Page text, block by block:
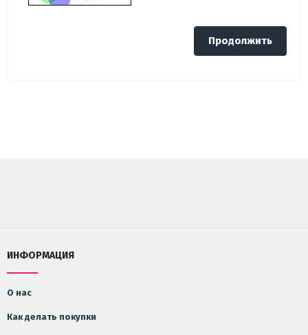
Продолжить
ИНФОРМАЦИЯ
О нас
Как делать покупки